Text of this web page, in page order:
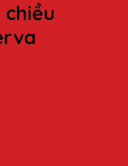
chiều